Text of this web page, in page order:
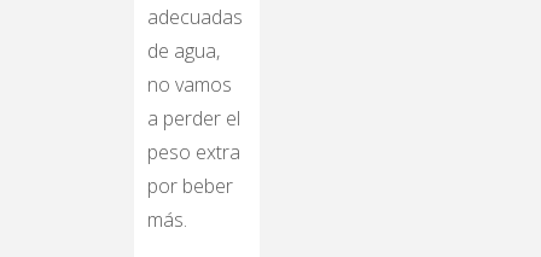
adecuadas
de agua,
no vamos
a perder el
peso extra
por beber
más.